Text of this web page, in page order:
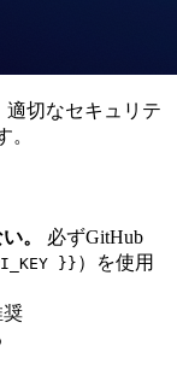
適切なセキュリテ
。
。
必ずGitHub
}} ）を使用
奨